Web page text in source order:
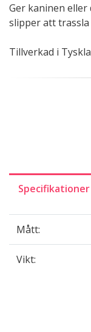
Ger kaninen
slipper att
Tillverkad i
Specifikationer
Mått:
Vikt: